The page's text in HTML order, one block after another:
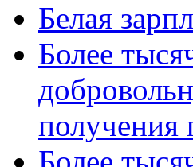
Белая
Более
получения